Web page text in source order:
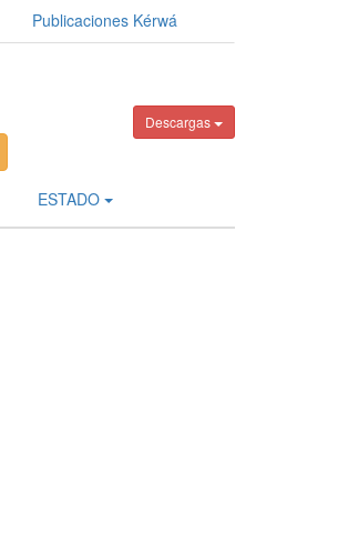
Publicaciones Kérwá
Descargas
ESTADO